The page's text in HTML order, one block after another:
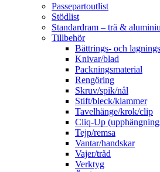
Passepartoutlist
Stödlist
Standardram – trä &
Tillbehör
Bättrings- och
Knivar/blad
Packningsmaterial
Rengöring
Skruv/spik/nål
Stift/bleck/klammer
Tavelhänge/krok/clip
Cliq-Up
Tejp/remsa
Vantar/handskar
Vajer/tråd
Verktyg